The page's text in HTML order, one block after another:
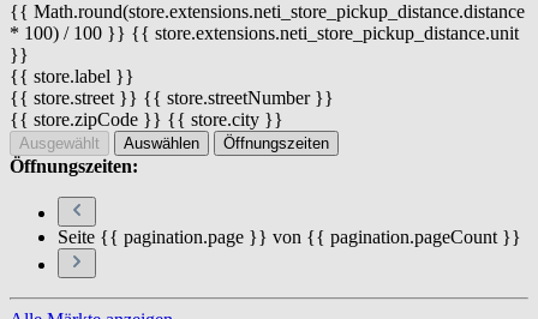
{{ Math.round(store.extensions.neti_store_pickup_distance.distance
* 100) / 100 }} {{ store.extensions.neti_store_pickup_distance.unit
}}
{{ store.label }}
{{ store.street }} {{ store.streetNumber }}
{{ store.zipCode }} {{ store.city }}
Ausgewählt Auswählen Öffnungszeiten
Öffnungszeiten:
Seite {{ pagination.page }} von {{ pagination.pageCount }}